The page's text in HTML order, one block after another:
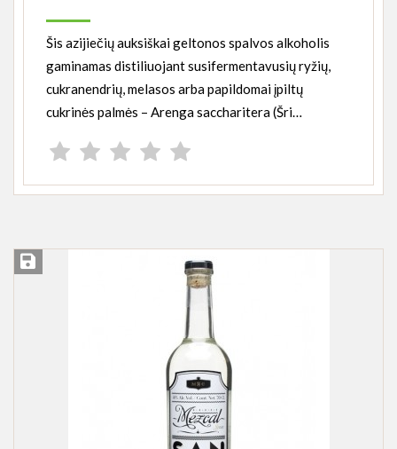
Šis azijiečių auksiškai geltonos spalvos alkoholis
gaminamas distiliuojant susifermentavusių ryžių,
cukranendrių, melasos arba papildomai įpiltų
cukrinės palmės – Arenga saccharitera (Šri…
Įsiminti